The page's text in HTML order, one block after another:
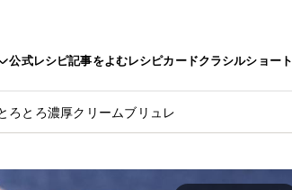
公式レシピ記事をよむレシピカードクラシルショート
ろとろ濃厚クリームブリュレ